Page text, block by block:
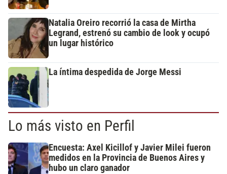
Natalia Oreiro recorrió la casa de Mirtha
Legrand, estrenó su cambio de look y ocupó
un lugar histórico
La íntima despedida de Jorge Messi
Lo más visto en Perfil
Encuesta: Axel Kicillof y Javier Milei fueron
medidos en la Provincia de Buenos Aires y
hubo un claro ganador